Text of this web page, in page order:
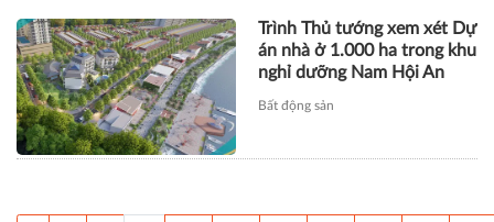
Trình Thủ tướng xem xét Dự
án nhà ở 1.000 ha trong khu
nghỉ dưỡng Nam Hội An
Bất động sản